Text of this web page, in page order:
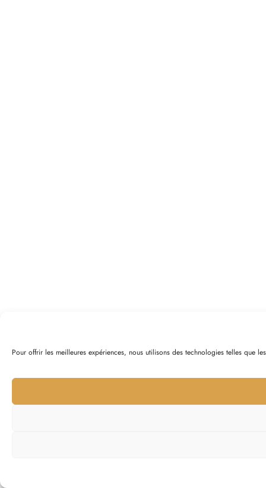
Pour offrir les meilleures expériences, nous utilisons des technologies telles que